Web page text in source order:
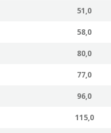
51,0
58,0
80,0
77,0
96,0
115,0